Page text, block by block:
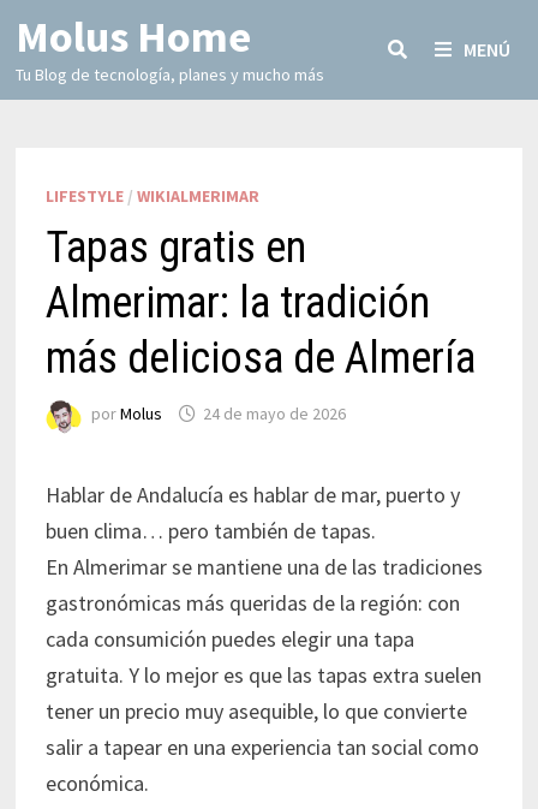
Molus Home
Tu Blog de tecnología, planes y mucho más
MENÚ
LIFESTYLE/ WIKIALMERIMAR
Tapas gratis en
Almerimar: la tradición
más deliciosa de Almería
porMolus 24 de mayo de 2026
Hablar de Andalucía es hablar de mar, puerto y
buen clima… pero también de tapas.
En Almerimar se mantiene una de las tradiciones
gastronómicas más queridas de la región: con
cada consumición puedes elegir una tapa
gratuita. Y lo mejor es que las tapas extra suelen
tener un precio muy asequible, lo que convierte
salir a tapear en una experiencia tan social como
económica.